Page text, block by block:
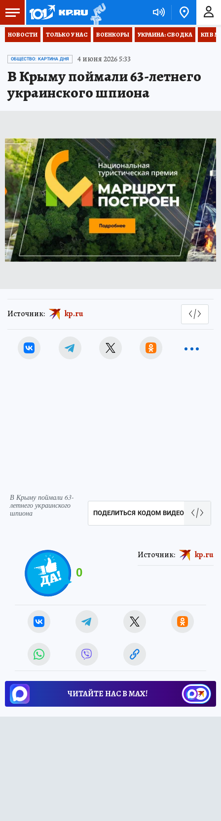
НОВОСТИ ТОЛЬКО У НАС ВОЕНКОРЫ УКРАИНА: СВОДКА КП В
ОБЩЕСТВО: КАРТИНА ДНЯ 4 июня 2026 5:33
В Крыму поймали 63-летнего
украинского шпиона
Источник: kp.ru
В Крыму поймали 63-
летнего украинского
шпиона
ПОДЕЛИТЬСЯ КОДОМ ВИДЕО
0
Источник: kp.ru
ЧИТАЙТЕ НАС В МАХ!